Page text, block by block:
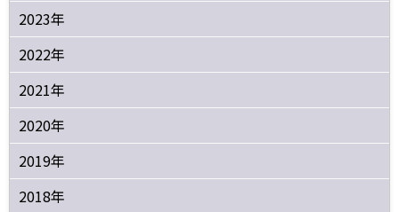
2023年
2022年
2021年
2020年
2019年
2018年